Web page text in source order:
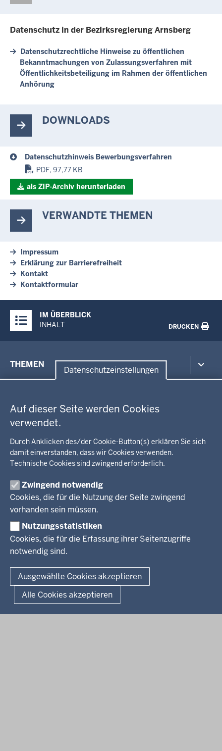
Datenschutzeinstellungen
Auf dieser Seite werden Cookies
verwendet.
Durch Anklicken des/der Cookie-Button(s) erklären Sie sich
damit einverstanden, dass wir Cookies verwenden.
Technische Cookies sind zwingend erforderlich.
Zwingend notwendig
Cookies, die für die Nutzung der Seite zwingend
vorhanden sein müssen.
Nutzungsstatistiken
Cookies, die für die Erfassung ihrer Seitenzugriffe
notwendig sind.
Ausgewählte Cookies akzeptieren
Alle Cookies akzeptieren
Datenschutz in der Bezirksregierung Arnsberg
Datenschutzrechtliche Hinweise zu öffentlichen
Bekanntmachungen von Zulassungsverfahren mit
Öffentlichkeitsbeteiligung im Rahmen der öffentlichen
Anhörung
DOWNLOADS
Datenschutzhinweis Bewerbungsverfahren
PDF, 97,77 KB
als ZIP-Archiv herunterladen
VERWANDTE THEMEN
Impressum
Erklärung zur Barrierefreiheit
Kontakt
Kontaktformular
Inhalte
IM ÜBERBLICK
INHALT
DRUCKEN
der
THEMEN
Kommunalaufsicht, Planung, Verkehr
Energie, Bergbau
Recht, Ordnung
Integration, Migration
Behördenleitung
Regierungsbezirk
KARRIERE
Stellenausschreibungen
Aktuelle Ausbildungsstellen und Praktika
Pressestelle
Social Media
BEKANNTMACHUNGEN
Amtsblatt
© 2026 Bezirksregierung Arnsberg
Fußzeile
Impressum Datenschutz Barrierefreiheit
Kurzlink zu dieser Seite